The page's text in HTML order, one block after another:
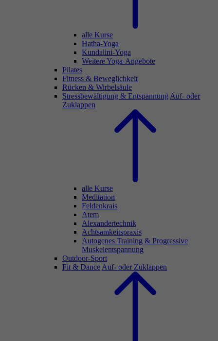
alle Kurse
Hatha-Yoga
Kundalini-Yoga
Weitere Yoga-Angebote
Pilates
Fitness & Beweglichkeit
Rücken & Wirbelsäule
Stressbewältigung & Entspannung Auf- oder
Zuklappen
alle Kurse
Meditation
Feldenkrais
Atem
Alexandertechnik
Achtsamkeitspraxis
Autogenes Training & Progressive
Muskelentspannung
Outdoor-Sport
Fit & Dance Auf- oder Zuklappen